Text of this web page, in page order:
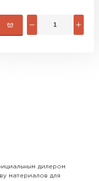
дилером
материалов для